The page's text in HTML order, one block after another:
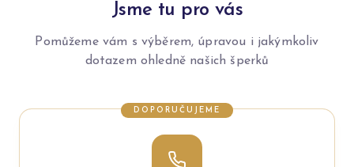
Jsme tu pro vás
Pomůžeme vám s výběrem, úpravou i jakýmkoliv
dotazem ohledně našich šperků
DOPORUČUJEME